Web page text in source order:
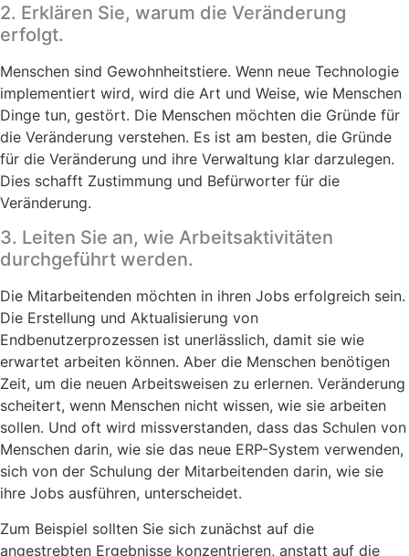
2. Erklären Sie, warum die Veränderung
erfolgt.
Menschen sind Gewohnheitstiere. Wenn neue Technologie
implementiert wird, wird die Art und Weise, wie Menschen
Dinge tun, gestört. Die Menschen möchten die Gründe für
die Veränderung verstehen. Es ist am besten, die Gründe
für die Veränderung und ihre Verwaltung klar darzulegen.
Dies schafft Zustimmung und Befürworter für die
Veränderung.
3. Leiten Sie an, wie Arbeitsaktivitäten
durchgeführt werden.
Die Mitarbeitenden möchten in ihren Jobs erfolgreich sein.
Die Erstellung und Aktualisierung von
Endbenutzerprozessen ist unerlässlich, damit sie wie
erwartet arbeiten können. Aber die Menschen benötigen
Zeit, um die neuen Arbeitsweisen zu erlernen. Veränderung
scheitert, wenn Menschen nicht wissen, wie sie arbeiten
sollen. Und oft wird missverstanden, dass das Schulen von
Menschen darin, wie sie das neue ERP-System verwenden,
sich von der Schulung der Mitarbeitenden darin, wie sie
ihre Jobs ausführen, unterscheidet.
Zum Beispiel sollten Sie sich zunächst auf die
angestrebten Ergebnisse konzentrieren, anstatt auf die